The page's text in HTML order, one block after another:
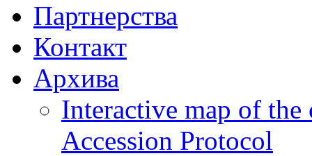
Партнерства
Контакт
Архива
Interactive map of
Accession Protocol